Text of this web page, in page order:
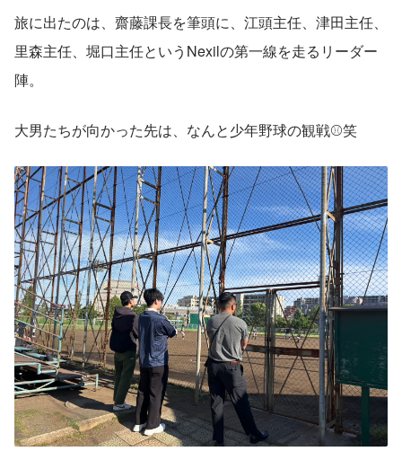
旅に出たのは、齋藤課長を筆頭に、江頭主任、津田主任、
里森主任、堀口主任というNexilの第一線を走るリーダー
陣。
大男たちが向かった先は、なんと少年野球の観戦⚾️笑